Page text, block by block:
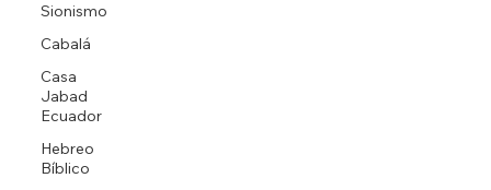
Sionismo
Cabalá
Casa
Jabad
Ecuador
Hebreo
Bíblico